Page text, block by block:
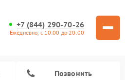
+7 (844) 290-70-26
Ежедневно, с 10:00 до 20:00
Позвонить